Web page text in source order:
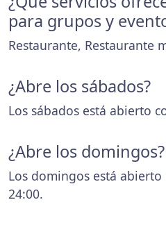
para grupos y
Restaurante, Restaurante
¿Abre los sábados?
Los sábados está abierto
¿Abre los domingos?
Los domingos está
24:00.